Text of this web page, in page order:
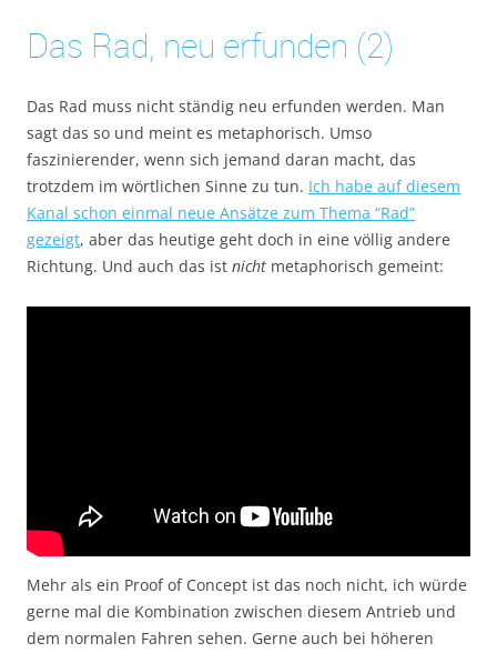
Das Rad, neu erfunden (2)
Das Rad muss nicht ständig neu erfunden werden. Man
sagt das so und meint es metaphorisch. Umso
faszinierender, wenn sich jemand daran macht, das
trotzdem im wörtlichen Sinne zu tun. Ich habe auf diesem
Kanal schon einmal neue Ansätze zum Thema “Rad”
gezeigt, aber das heutige geht doch in eine völlig andere
Richtung. Und auch das ist nicht metaphorisch gemeint:
Mehr als ein Proof of Concept ist das noch nicht, ich würde
gerne mal die Kombination zwischen diesem Antrieb und
dem normalen Fahren sehen. Gerne auch bei höheren